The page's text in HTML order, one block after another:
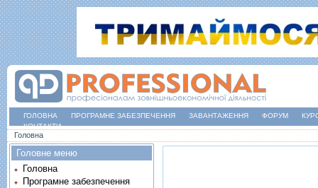
ГОЛОВНА ПРОГРАМНЕ ЗАБЕЗПЕЧЕННЯ ЗАВАНТАЖЕННЯ ФОРУМ
КОНТАКТИ
Ви є тут
Головна
Головне меню
Головна
Програмне забезпечення